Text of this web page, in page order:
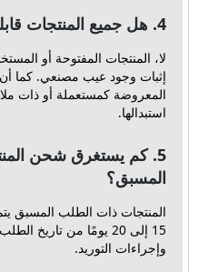
4. هل جميع المنتجات قابلة للاسترجاع؟
لا، المنتجات المفتوحة أو
إثبات وجود عيب مصنعي. كما
المعروضة كمستعملة أو ذات
استبدالها.
5. كم يستغرق شحن
المسبق؟
المنتجات ذات الطلب المسبق
15 إلى 20 يومًا من تاريخ
وإجراءات التوريد.